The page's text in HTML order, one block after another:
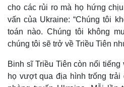
cho các rủi ro mà họ hứng
vấn của Ukraine: “Chúng tôi
toán nào. Chúng tôi không
chúng tôi sẽ trở về Triều Tiên
Binh sĩ Triều Tiên còn nổi
họ vượt qua địa hình trống